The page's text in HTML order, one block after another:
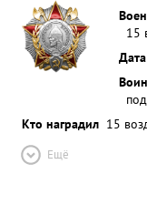
15
Кто наградил 15
Ещё